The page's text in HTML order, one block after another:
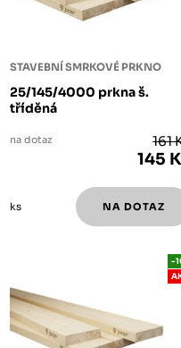
STAVEBNÍ SMRKOVÉ PRKNO
25/145/4000 prkna š.
tříděná
na dotaz 161
145
ks
-